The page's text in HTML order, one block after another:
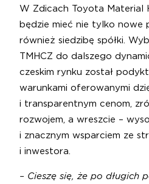
W Zdicach Toyota Material
będzie mieć nie tylko nowe
również siedzibę spółki.
TMHCZ do dalszego
czeskim rynku został
warunkami oferowanymi
i transparentnym cenom,
rozwojem, a wreszcie –
i znacznym wsparciem ze
i inwestora.
– Cieszę się, że po długich